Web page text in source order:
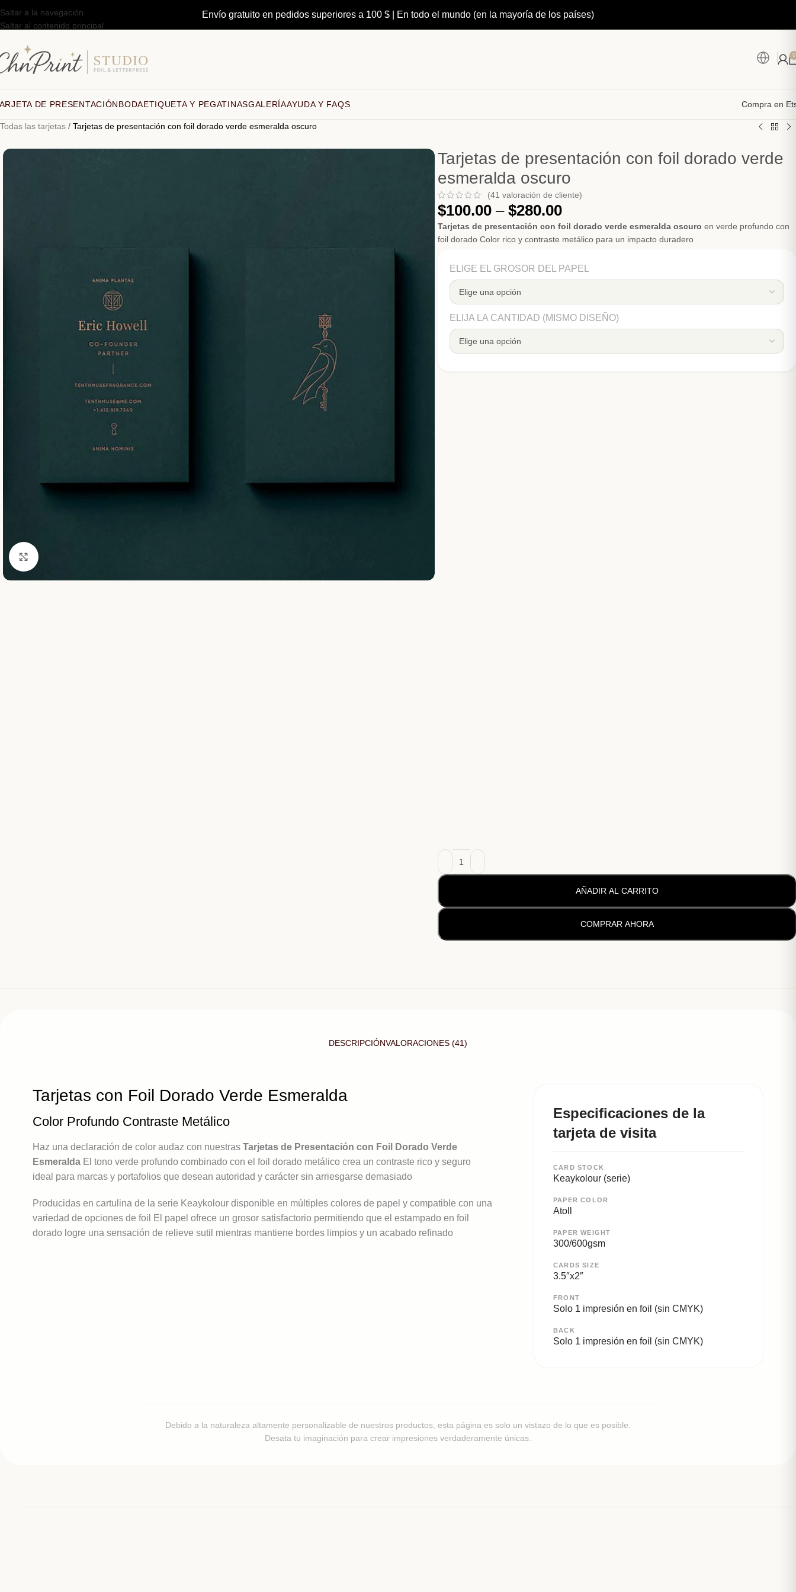
Saltar a la navegación
Saltar al contenido principal
Envío gratuito en pedidos superiores a 100 $ | En todo el mundo (en la mayoría de los países)
0
DE PRESENTACIÓNBODAETIQUETA Y PEGATINASGALERÍAAYUDA Y FAQS Compra en
Todas las tarjetas / Tarjetas de presentación con foil dorado verde esmeralda oscuro
Tarjetas de presentación con foil dorado verde
esmeralda oscuro
(41 valoración de cliente)
$100.00 –$280.00
Tarjetas de presentación con foil dorado verde esmeralda oscuro en verde profundo con
foil dorado Color rico y contraste metálico para un impacto duradero
ELIGE EL GROSOR DEL PAPEL
ELIJA LA CANTIDAD (MISMO DISEÑO)
AÑADIR AL CARRITO
COMPRAR AHORA
DESCRIPCIÓNVALORACIONES (41)
Tarjetas con Foil Dorado Verde Esmeralda
Color Profundo Contraste Metálico
Haz una declaración de color audaz con nuestras Tarjetas de Presentación con Foil Dorado Verde
Esmeralda El tono verde profundo combinado con el foil dorado metálico crea un contraste rico y seguro
ideal para marcas y portafolios que desean autoridad y carácter sin arriesgarse demasiado
Producidas en cartulina de la serie Keaykolour disponible en múltiples colores de papel y compatible con una
variedad de opciones de foil El papel ofrece un grosor satisfactorio permitiendo que el estampado en foil
dorado logre una sensación de relieve sutil mientras mantiene bordes limpios y un acabado refinado
Especificaciones de la
tarjeta de visita
CARD STOCK
Keaykolour (serie)
PAPER COLOR
Atoll
PAPER WEIGHT
300/600gsm
CARDS SIZE
3.5″x2″
FRONT
Solo 1 impresión en foil (sin CMYK)
BACK
Solo 1 impresión en foil (sin CMYK)
Debido a la naturaleza altamente personalizable de nuestros productos, esta página es solo un vistazo de lo que es posible.
Desata tu imaginación para crear impresiones verdaderamente únicas.